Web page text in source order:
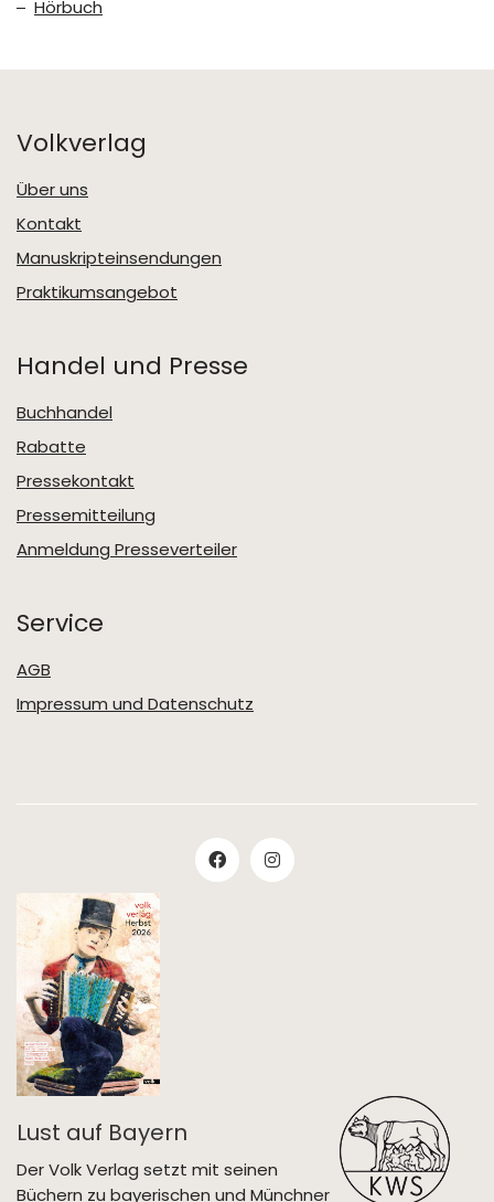
Hörbuch
Volkverlag
Über uns
Kontakt
Manuskripteinsendungen
Praktikumsangebot
Handel und Presse
Buchhandel
Rabatte
Pressekontakt
Pressemitteilung
Anmeldung Presseverteiler
Service
AGB
Impressum und Datenschutz
Lust auf Bayern
Der Volk Verlag setzt mit seinen
Büchern zu bayerischen und Münchner